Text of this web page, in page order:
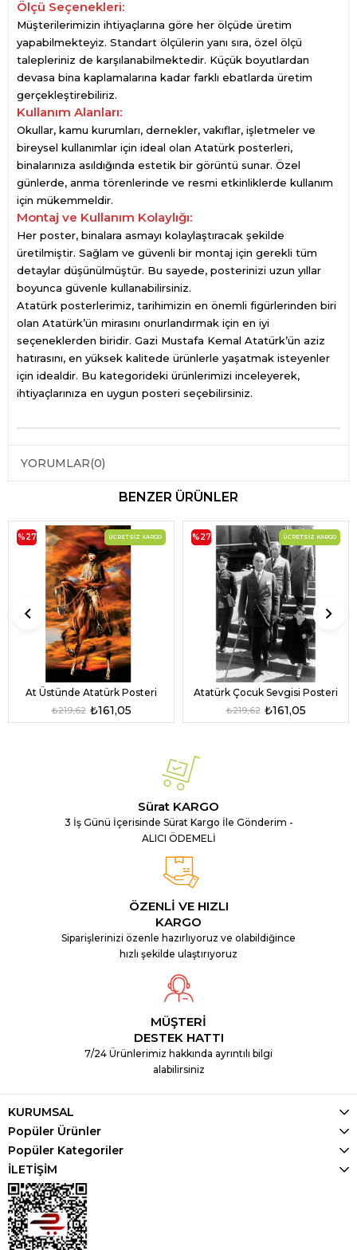
Ölçü Seçenekleri:
Müşterilerimizin ihtiyaçlarına göre her ölçüde üretim
yapabilmekteyiz. Standart ölçülerin yanı sıra, özel ölçü
talepleriniz de karşılanabilmektedir. Küçük boyutlardan
devasa bina kaplamalarına kadar farklı ebatlarda üretim
gerçekleştirebiliriz.
Kullanım Alanları:
Okullar, kamu kurumları, dernekler, vakıflar, işletmeler ve
bireysel kullanımlar için ideal olan Atatürk posterleri,
binalarınıza asıldığında estetik bir görüntü sunar. Özel
günlerde, anma törenlerinde ve resmi etkinliklerde kullanım
için mükemmeldir.
Montaj ve Kullanım Kolaylığı:
Her poster, binalara asmayı kolaylaştıracak şekilde
üretilmiştir. Sağlam ve güvenli bir montaj için gerekli tüm
detaylar düşünülmüştür. Bu sayede, posterinizi uzun yıllar
boyunca güvenle kullanabilirsiniz.
Atatürk posterlerimiz, tarihimizin en önemli figürlerinden biri
olan Atatürk’ün mirasını onurlandırmak için en iyi
seçeneklerden biridir. Gazi Mustafa Kemal Atatürk’ün aziz
hatırasını, en yüksek kalitede ürünlerle yaşatmak isteyenler
için idealdir. Bu kategorideki ürünlerimizi inceleyerek,
ihtiyaçlarınıza en uygun posteri seçebilirsiniz.
YORUMLAR(0)
BENZER ÜRÜNLER
At Üstünde Atatürk Posteri
₺161,05
₺219,62
%27 ÜCRETSIZ KARGO
Atatürk Çocuk Sevgisi Posteri
₺161,05
₺219,62
%27 ÜCRETSIZ KARGO
Sürat KARGO
3 İş Günü İçerisinde Sürat Kargo İle Gönderim -
ALICI ÖDEMELİ
ÖZENLİ VE HIZLI
KARGO
Siparişlerinizi özenle hazırlıyoruz ve olabildiğince
hızlı şekilde ulaştırıyoruz
MÜŞTERİ
DESTEK HATTI
7/24 Ürünlerimiz hakkında ayrıntılı bilgi
alabilirsiniz
KURUMSAL
Popüler Ürünler
Popüler Kategoriler
İLETİŞİM